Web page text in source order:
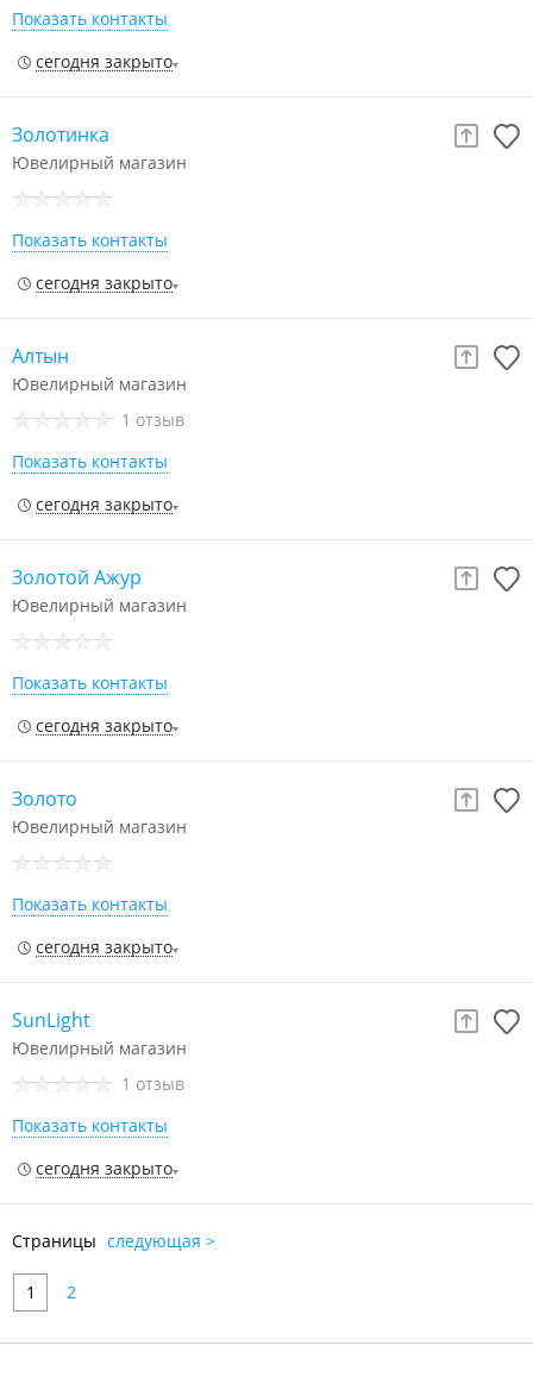
Показать контакты
сегодня закрыто
Золотинка
Ювелирный магазин
Показать контакты
сегодня закрыто
Алтын
Ювелирный магазин
1 отзыв
Показать контакты
сегодня закрыто
Золотой Ажур
Ювелирный магазин
Показать контакты
сегодня закрыто
Золото
Ювелирный магазин
Показать контакты
сегодня закрыто
SunLight
Ювелирный магазин
1 отзыв
Показать контакты
сегодня закрыто
Страницы следующая >
1 2